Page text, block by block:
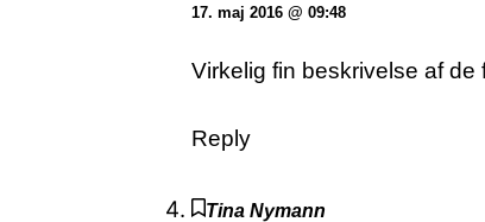
17. maj 2016 @ 09:48
Virkelig fin beskrivelse af de
Reply
Tina Nymann